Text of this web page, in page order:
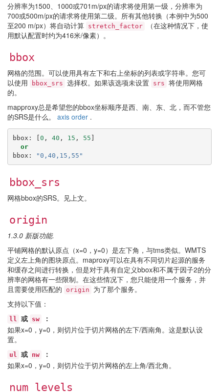
分辨率为1500、1000或701m/px的请求将使用第一级，分辨率为
700或500m/px的请求将使用第二级。所有其他转换（本例中为500
至200 m/px）将自动计算 stretch_factor
（在这种情况下，使
用默认配置时约为416米/像素）。
bbox
网格的范围。可以使用具有左下和右上坐标的列表或字符串。您可
以使用
bbox_srs 选择权。如果该选项未设置 srs 将使用网格
的。
mapproxy总是希望您的bbox坐标顺序是西、南、东、北，而不管您
的SRS是什么。 axis order .
bbox : [0 , 40 , 15 , 55 ]
or
bbox : "0,40,15,55"
bbox_srs
网格bbox的SRS。见上文。
origin
1.3.0 新版功能.
平铺网格的默认原点（x=0，y=0）是左下角，与tms类似。WMTS
定义左上角的图块原点。maproxy可以在具有不同切片起源的服务
和缓存之间进行转换，但是对于具有自定义bbox和不属于因子2的分
辨率的网格有一些限制。在这些情况下，您只能使用一个服务，并
且需要使用匹配的
origin
为了那个服务。
支持以下值：
ll 或 sw
：
如果x=0，y=0，则切片位于切片网格的左下/西南角。这是默认设
置。
ul 或 nw
：
如果x=0，y=0，则切片位于切片网格的左上角/西北角。
num_levels